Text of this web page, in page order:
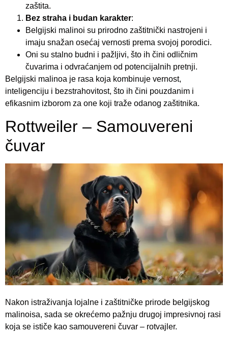
zaštita.
Bez straha i budan karakter:
Belgijski malinoi su prirodno zaštitnički nastrojeni i
imaju snažan osećaj vernosti prema svojoj porodici.
Oni su stalno budni i pažljivi, što ih čini odličnim
čuvarima i odvraćanjem od potencijalnih pretnji.
Belgijski malinoa je rasa koja kombinuje vernost,
inteligenciju i bezstrahovitost, što ih čini pouzdanim i
efikasnim izborom za one koji traže odanog zaštitnika.
Rottweiler – Samouvereni
čuvar
Nakon istraživanja lojalne i zaštitničke prirode belgijskog
malinoisa, sada se okrećemo pažnju drugoj impresivnoj rasi
koja se ističe kao samouvereni čuvar – rotvajler.